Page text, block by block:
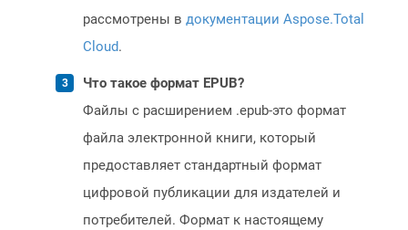
рассмотрены в документации Aspose.Total
Cloud.
Что такое формат EPUB?
Файлы с расширением .epub-это формат
файла электронной книги, который
предоставляет стандартный формат
цифровой публикации для издателей и
потребителей. Формат к настоящему